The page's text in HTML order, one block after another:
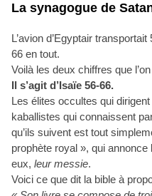
La synagogue de
L’avion d’Egyptair
66 en tout.
Voilà les deux chiffres que
Il s’agit d’Isaïe 56-66.
Les élites occultes qui
kaballistes qui connaissent
qu’ils suivent est tout
prophète royal », qui annonce
eux, leur messie.
Voici ce que dit la bible à